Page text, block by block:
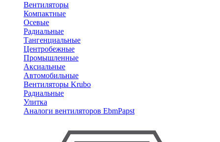
Вентиляторы
Компактные
Осевые
Радиальные
Тангенциальные
Центробежные
Промышленные
Аксиальные
Автомобильные
Вентиляторы Krubo
Радиальные
Улитка
Аналоги вентиляторов EbmPapst